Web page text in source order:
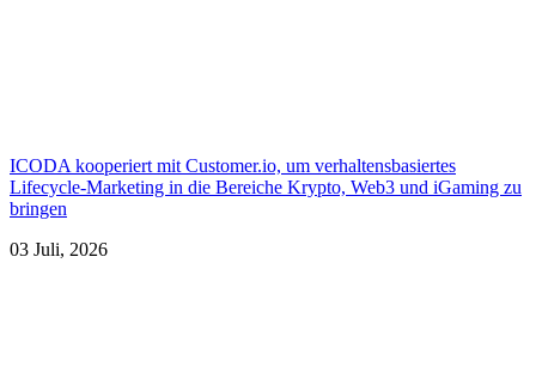
ICODA kooperiert mit Customer.io, um verhaltensbasiertes
Lifecycle-Marketing in die Bereiche Krypto, Web3 und iGaming zu
bringen
03 Juli, 2026